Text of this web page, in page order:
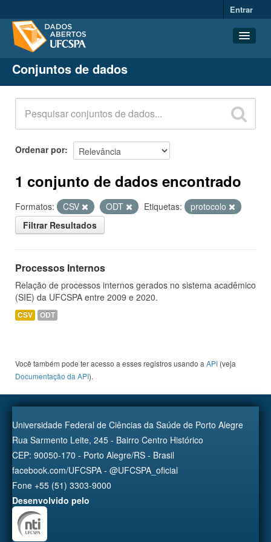
Entrar
Conjuntos de dados
Organizações
Grupos
Sobre
Conjuntos de dados
Ordenar por
1 conjunto de dados encontrado
Formatos: CSV ODT Etiquetas:
protocolo
Filtrar Resultados
Processos Internos
Relação de processos internos gerados no sistema acadêmico
(SIE) da UFCSPA entre 2009 e 2020.
CSV ODT
Você também pode ter acesso a esses registros usando a API (veja
Documentação da API).
Universidade Federal de Ciências da Saúde de Porto Alegre
Rua Sarmento Leite, 245 - Bairro Centro Histórico
CEP: 90050-170 - Porto Alegre/RS - Brasil
facebook.com/UFCSPA - @UFCSPA_oficial
Fone +55 (51) 3303-9000
Desenvolvido pelo